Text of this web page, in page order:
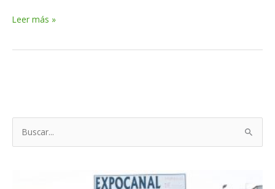
Arqueta
Leer más »